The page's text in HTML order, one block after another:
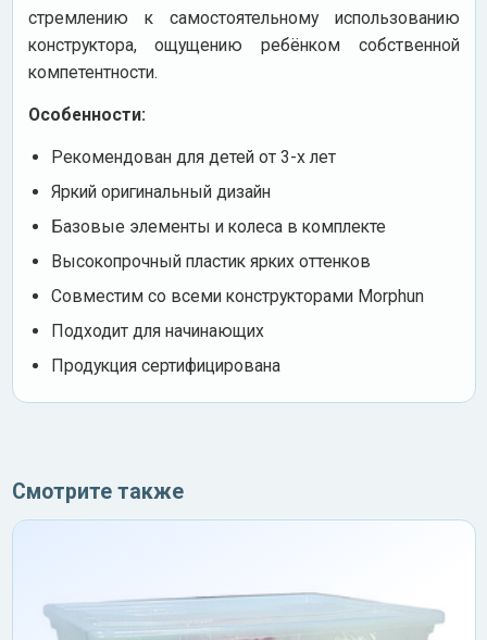
стремлению к самостоятельному использованию
конструктора, ощущению ребёнком собственной
компетентности.
Особенности:
Рекомендован для детей от 3-х лет
Яркий оригинальный дизайн
Базовые элементы и колеса в комплекте
Высокопрочный пластик ярких оттенков
Совместим со всеми конструкторами Morphun
Подходит для начинающих
Продукция сертифицирована
Смотрите также